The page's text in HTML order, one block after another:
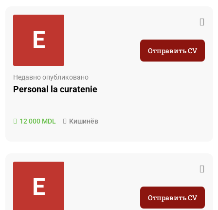
E
Недавно опубликовано
Personal la curatenie
12 000 MDL Кишинёв
Отправить CV
E Отправить CV